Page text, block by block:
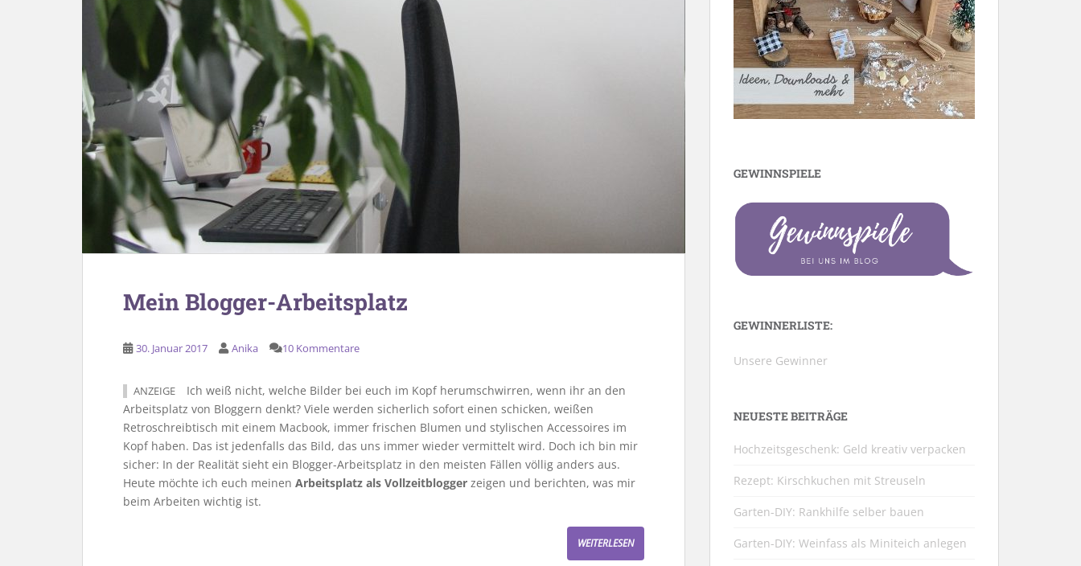
Mein Blogger-Arbeitsplatz
30. Januar 2017 Anika 10 Kommentare
ANZEIGE
Ich weiß nicht, welche Bilder bei euch im Kopf herumschwirren, wenn ihr an den
Arbeitsplatz von Bloggern denkt? Viele werden sicherlich sofort einen schicken, weißen
Retroschreibtisch mit einem Macbook, immer frischen Blumen und stylischen Accessoires im
Kopf haben. Das ist jedenfalls das Bild, das uns immer wieder vermittelt wird. Doch ich bin mir
sicher: In der Realität sieht ein Blogger-Arbeitsplatz in den meisten Fällen völlig anders aus.
Heute möchte ich euch meinen Arbeitsplatz als Vollzeitblogger zeigen und berichten, was mir
beim Arbeiten wichtig ist.
WEITERLESEN
GEWINNSPIELE
GEWINNERLISTE:
Unsere Gewinner
NEUESTE BEITRÄGE
Hochzeitsgeschenk: Geld kreativ verpacken
Rezept: Kirschkuchen mit Streuseln
Garten-DIY: Rankhilfe selber bauen
Garten-DIY: Weinfass als Miniteich anlegen